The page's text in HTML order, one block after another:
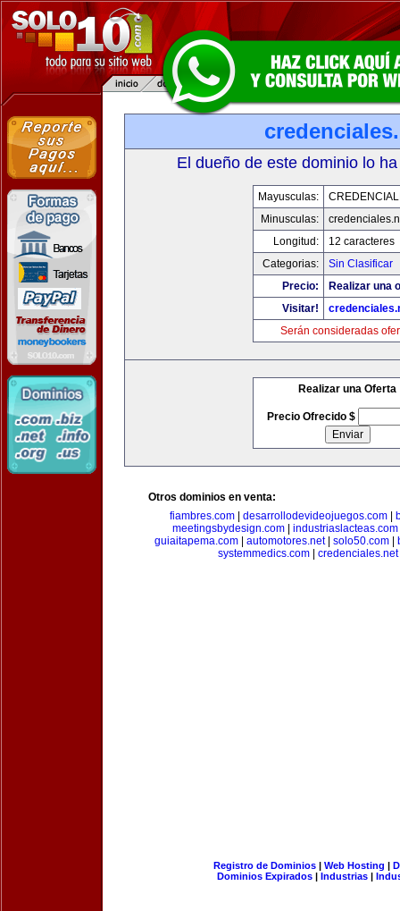
El dueño de este dominio lo
Mayusculas:
Minusculas:
Longitud:
12 caracteres
Categorias:
Sin Clasificar
Precio:
Realizar una
Visitar!
Serán consideradas
Realizar una Oferta
Precio Ofrecido $
Otros dominios en venta:
fiambres.com| desarrollodevideojuegos.com|
meetingsbydesign.com
industriaslacteas.com
guiaitapema.com| automotores.net| solo50.com|
systemmedics.com
credenciales.net
Registro de Dominios| Web Hosting |
Dominios Expirados | Industrias |